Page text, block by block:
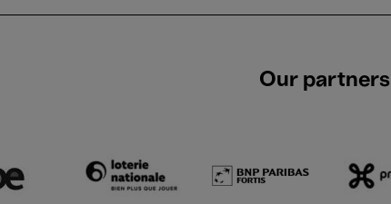
Our partners